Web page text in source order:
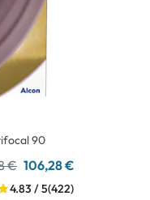
90
€ 106,28 €
4.83 / 5(422)